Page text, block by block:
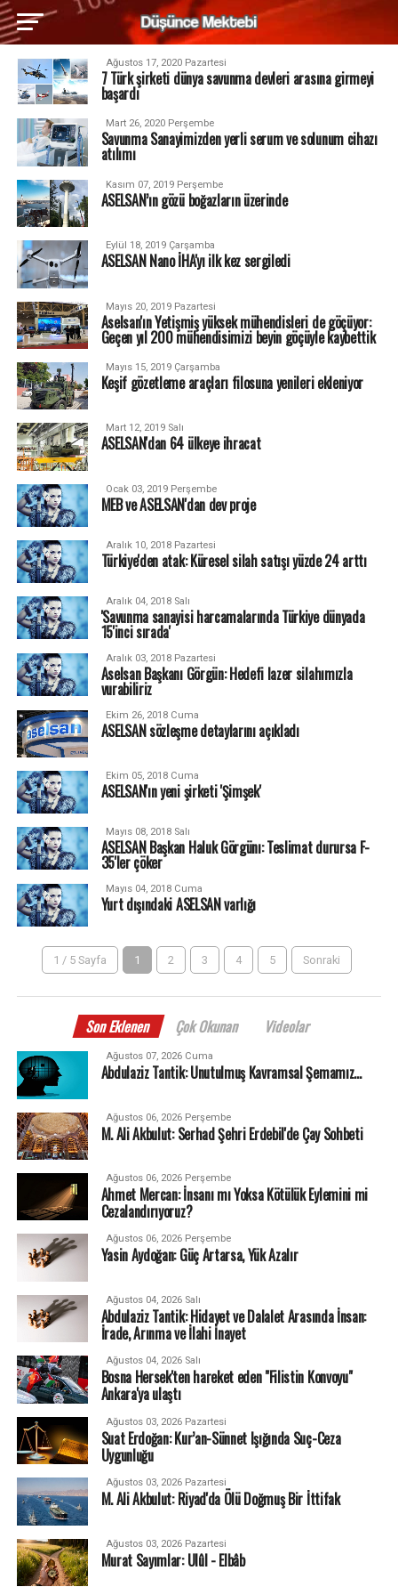
Ağustos 17, 2020 Pazartesi
7 Türk şirketi dünya savunma devleri arasına girmeyi
başardı
Mart 26, 2020 Perşembe
Savunma Sanayimizden yerli serum ve solunum cihazı
atılımı
Kasım 07, 2019 Perşembe
ASELSAN’ın gözü boğazların üzerinde
Eylül 18, 2019 Çarşamba
ASELSAN Nano İHA'yı ilk kez sergiledi
Mayıs 20, 2019 Pazartesi
Aselsan'ın Yetişmiş yüksek mühendisleri de göçüyor:
Geçen yıl 200 mühendisimizi beyin göçüyle kaybettik
Mayıs 15, 2019 Çarşamba
Keşif gözetleme araçları filosuna yenileri ekleniyor
Mart 12, 2019 Salı
ASELSAN'dan 64 ülkeye ihracat
Ocak 03, 2019 Perşembe
MEB ve ASELSAN'dan dev proje
Aralık 10, 2018 Pazartesi
Türkiye'den atak: Küresel silah satışı yüzde 24 arttı
Aralık 04, 2018 Salı
'Savunma sanayisi harcamalarında Türkiye dünyada
15'inci sırada'
Aralık 03, 2018 Pazartesi
Aselsan Başkanı Görgün: Hedefi lazer silahımızla
vurabiliriz
Ekim 26, 2018 Cuma
ASELSAN sözleşme detaylarını açıkladı
Ekim 05, 2018 Cuma
ASELSAN'ın yeni şirketi 'Şimşek'
Mayıs 08, 2018 Salı
ASELSAN Başkan Haluk Görgünı: Teslimat durursa F-
35'ler çöker
Mayıs 04, 2018 Cuma
Yurt dışındaki ASELSAN varlığı
1 / 5 Sayfa 1 2 3 4 5 Sonraki
Son Eklenen Çok Okunan Videolar
Ağustos 07, 2026 Cuma
Abdulaziz Tantik: Unutulmuş Kavramsal Şemamız…
Ağustos 06, 2026 Perşembe
M. Ali Akbulut: Serhad Şehri Erdebil'de Çay Sohbeti
Ağustos 06, 2026 Perşembe
Ahmet Mercan: İnsanı mı Yoksa Kötülük Eylemini mi
Cezalandırıyoruz?
Ağustos 06, 2026 Perşembe
Yasin Aydoğan: Güç Artarsa, Yük Azalır
Ağustos 04, 2026 Salı
Abdulaziz Tantik: Hidayet ve Dalalet Arasında İnsan:
İrade, Arınma ve İlahi İnayet
Ağustos 04, 2026 Salı
Bosna Hersek'ten hareket eden "Filistin Konvoyu"
Ankara'ya ulaştı
Ağustos 03, 2026 Pazartesi
Suat Erdoğan: Kur’an-Sünnet Işığında Suç-Ceza
Uygunluğu
Ağustos 03, 2026 Pazartesi
M. Ali Akbulut: Riyad'da Ölü Doğmuş Bir İttifak
Ağustos 03, 2026 Pazartesi
Murat Sayımlar: Ulûl - Elbâb